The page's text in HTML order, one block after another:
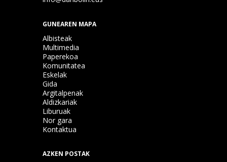
GUNEAREN MAPA
Albisteak
Multimedia
Paperekoa
Komunitatea
Eskelak
Gida
Argitalpenak
Aldizkariak
Liburuak
Nor gara
Kontaktua
AZKEN POSTAK